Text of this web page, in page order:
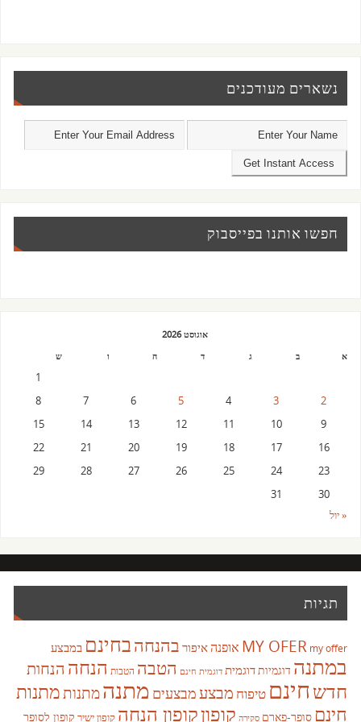
נשארים מעודכנים
חפשו אותנו בפייסבוק
אוגוסט 2026
א
ב ג ד ה ו ש
1
2
3
4
5
6
7
8
9
10
11
12
13
14
15
16
17
18
19
20
21
22
23
24
25
26
27
28
29
30
31
« יול
תגיות
MY OFER my offer אופנהאיפור בהנחהבחינם במבצע
במתנה דוגמיותדוגמית דוגמית חינם הטבה הטבות הנחה הנחות
חדשחינם טיפוח מבצעמבצעים מתנהמתנותמתנות
חינם סופר-פארם סקירה קופוןקופון הנחה קופון ישיר קופון לסופר